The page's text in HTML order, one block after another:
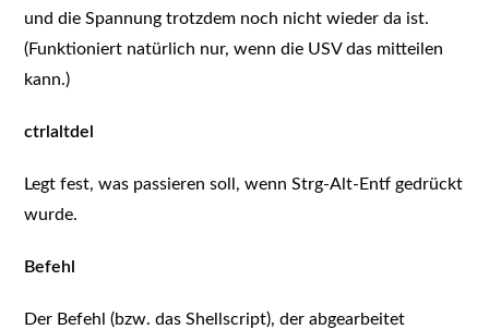
und die Spannung trotzdem noch nicht wieder da ist.
(Funktioniert natürlich nur, wenn die USV das mitteilen
kann.)
ctrlaltdel
Legt fest, was passieren soll, wenn Strg-Alt-Entf gedrückt
wurde.
Befehl
Der Befehl (bzw. das Shellscript), der abgearbeitet